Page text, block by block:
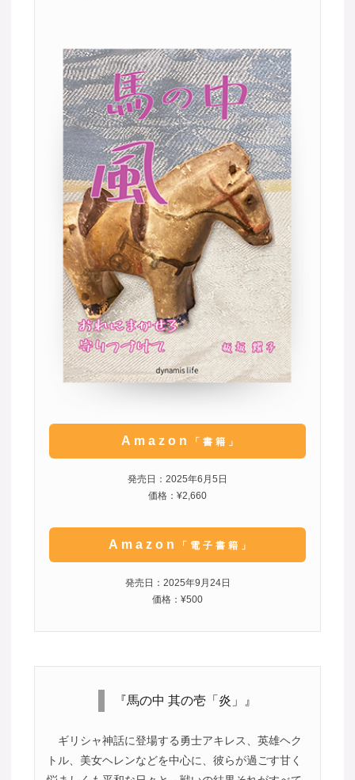
Amazon 「書籍」
発売日：2025年6月5日
価格：¥2,660
Amazon 「電子書籍」
発売日：2025年9月24日
価格：¥500
『馬の中 其の壱「炎」』
ギリシャ神話に登場する勇士アキレス、英雄ヘク
トル、美女ヘレンなどを中心に、彼らが過ごす甘く